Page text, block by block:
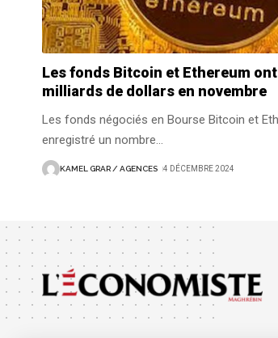
Les fonds Bitcoin et Ethereum ont
milliards de dollars en novembre
Les fonds négociés en Bourse Bitcoin et
enregistré un nombre…
KAMEL GRAR / AGENCES 4 DÉCEMBRE 2024